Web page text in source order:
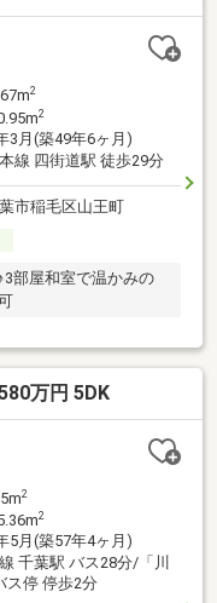
2
2
3月(築49年6ヶ月)
本線 四街道駅 徒歩29分
市稲毛区山王町
部屋和室で温かみの
万円 5DK
2
2
5月(築57年4ヶ月)
千葉駅 バス28分/「川
ス停 停歩2分